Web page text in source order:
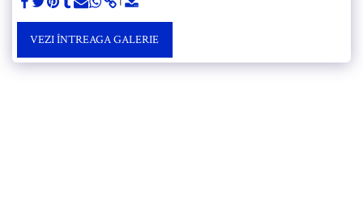
VEZI ÎNTREAGA GALERIE